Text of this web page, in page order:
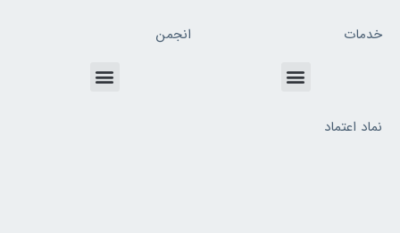
خدمات
Menu
انجمن
Menu
نماد اعتماد